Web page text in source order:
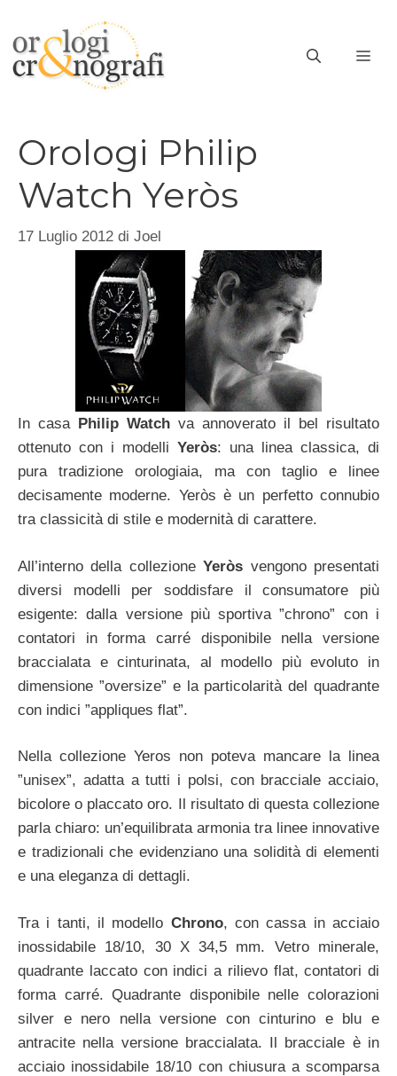
contenuto
Orologi Philip
Watch Yeròs
17 Luglio 2012 di Joel
In casa Philip Watch va annoverato il bel risultato
ottenuto con i modelli Yeròs: una linea classica, di
pura tradizione orologiaia, ma con taglio e linee
decisamente moderne. Yeròs è un perfetto connubio
tra classicità di stile e modernità di carattere.
All’interno della collezioneYeròs vengono presentati
diversi modelli per soddisfare il consumatore più
esigente: dalla versione più sportiva ”chrono” con i
contatori in forma carré disponibile nella versione
braccialata e cinturinata, al modello più evoluto in
dimensione ”oversize” e la particolarità del quadrante
con indici ”appliques flat”.
Nella collezione Yeros non poteva mancare la linea
”unisex”, adatta a tutti i polsi, con bracciale acciaio,
bicolore o placcato oro. Il risultato di questa collezione
parla chiaro: un’equilibrata armonia tra linee innovative
e tradizionali che evidenziano una solidità di elementi
e una eleganza di dettagli.
Tra i tanti, il modello Chrono, con cassa in acciaio
inossidabile 18/10, 30 X 34,5 mm. Vetro minerale,
quadrante laccato con indici a rilievo flat, contatori di
forma carré. Quadrante disponibile nelle colorazioni
silver e nero nella versione con cinturino e blu e
antracite nella versione braccialata. Il bracciale è in
acciaio inossidabile 18/10 con chiusura a scomparsa